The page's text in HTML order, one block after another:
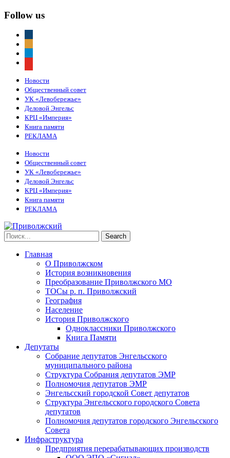
Follow us
Новости
Общественный совет
УК «Левобережье»
Деловой Энгельс
КРЦ «Империя»
Книга памяти
РЕКЛАМА
Новости
Общественный совет
УК «Левобережье»
Деловой Энгельс
КРЦ «Империя»
Книга памяти
РЕКЛАМА
Главная
О Приволжском
История возникновения
Преобразование Приволжского МО
ТОСы р. п. Приволжский
География
Население
История Приволжского
Одноклассники Приволжского
Книга Памяти
Депутаты
Собрание депутатов Энгельсского
муниципального района
Структура Собрания депутатов ЭМР
Полномочия депутатов ЭМР
Энгельсский городской Совет депутатов
Структура Энгельсского городского Совета
депутатов
Полномочия депутатов городского Энгельсского
Совета
Инфраструктура
Предприятия перерабатывающих производств